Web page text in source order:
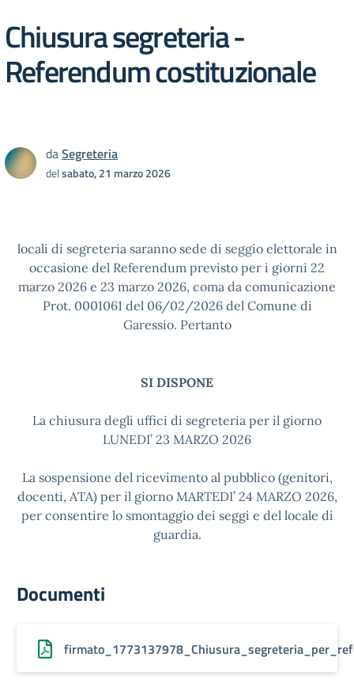
Chiusura segreteria -
Referendum costituzionale
daSegreteria
delsabato, 21 marzo 2026
locali di segreteria saranno sede di seggio elettorale in
occasione del Referendum previsto per i giorni 22
marzo 2026 e 23 marzo 2026, coma da comunicazione
Prot. 0001061 del 06/02/2026 del Comune di
Garessio. Pertanto
SI DISPONE
La chiusura degli uffici di segreteria per il giorno
LUNEDI’ 23 MARZO 2026
La sospensione del ricevimento al pubblico (genitori,
docenti, ATA) per il giorno MARTEDI’ 24 MARZO 2026,
per consentire lo smontaggio dei seggi e del locale di
guardia.
Documenti